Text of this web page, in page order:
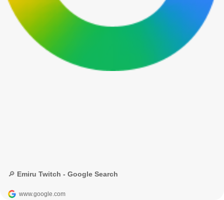
🔎 Emiru Twitch - Google Search
www.google.com